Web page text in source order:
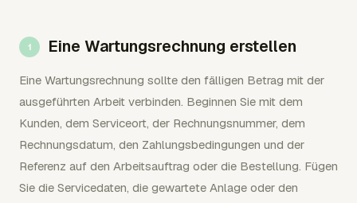
Eine Wartungsrechnung erstellen
Eine Wartungsrechnung sollte den fälligen Betrag mit der
ausgeführten Arbeit verbinden. Beginnen Sie mit dem
Kunden, dem Serviceort, der Rechnungsnummer, dem
Rechnungsdatum, den Zahlungsbedingungen und der
Referenz auf den Arbeitsauftrag oder die Bestellung. Fügen
Sie die Servicedaten, die gewartete Anlage oder den